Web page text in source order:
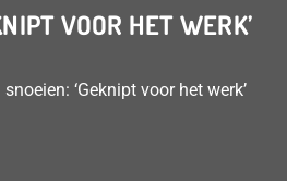
VOOR HET WERK’
‘Geknipt voor het werk’